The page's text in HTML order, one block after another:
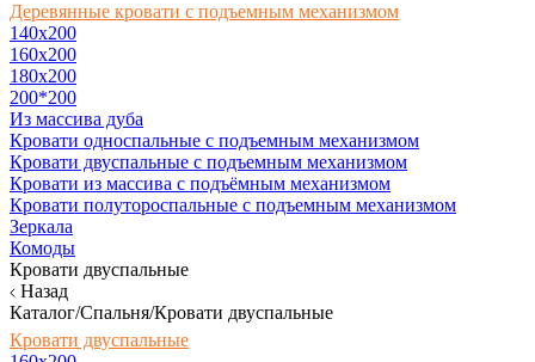
Деревянные кровати с подъемным механизмом
140x200
160х200
180х200
200*200
Из массива дуба
Кровати односпальные с подъемным механизмом
Кровати двуспальные с подъемным механизмом
Кровати из массива с подъёмным механизмом
Кровати полутороспальные с подъемным механизмом
Зеркала
Комоды
Кровати двуспальные
Назад
Каталог/Спальня/Кровати двуспальные
Кровати двуспальные